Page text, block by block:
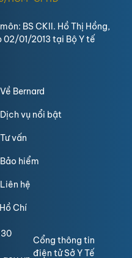
BS CKII. Hồ Thị Hồng,
01/2013 tại Bộ Y tế
Về Bernard
Dịch vụ nổi bật
Tư vấn
Bảo hiểm
Liên hệ
Chí
Cổng thông tin
điện tử Sở Y Tế